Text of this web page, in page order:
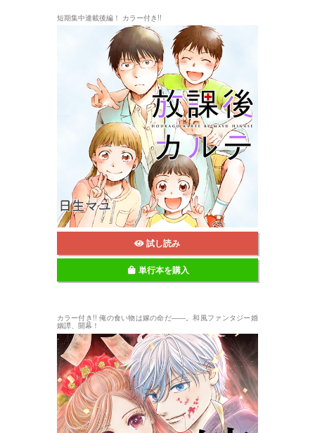
短期集中連載後編！ カラー付き!!
試し読み
単行本を購入
カラー付き!! 俺の食い物は嫁の命だ――。和風ファンタジー婚
姻譚、開幕！